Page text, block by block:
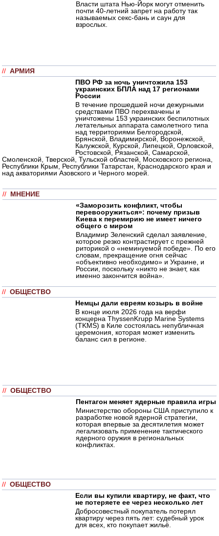
Власти штата Нью-Йорк могут отменить
почти 40-летний запрет на работу так
называемых секс-бань и саун для
взрослых.
// АРМИЯ
ПВО РФ за ночь уничтожила 153
украинских БПЛА над 17 регионами
России
В течение прошедшей ночи дежурными
средствами ПВО перехвачены и
уничтожены 153 украинских беспилотных
летательных аппарата самолетного типа
над территориями Белгородской,
Брянской, Владимирской, Воронежской,
Калужской, Курской, Липецкой, Орловской,
Ростовской, Рязанской, Самарской,
Смоленской, Тверской, Тульской областей, Московского региона,
Республики Крым, Республики Татарстан, Краснодарского края и
над акваториями Азовского и Черного морей.
// МНЕНИЕ
«Заморозить конфликт, чтобы
перевооружиться»: почему призыв
Киева к перемирию не имеет ничего
общего с миром
Владимир Зеленский сделал заявление,
которое резко контрастирует с прежней
риторикой о «неминуемой победе». По его
словам, прекращение огня сейчас
«объективно необходимо» и Украине, и
России, поскольку «никто не знает, как
именно закончится война».
// ОБЩЕСТВО
Немцы дали евреям козырь в войне
В конце июля 2026 года на верфи
концерна ThyssenKrupp Marine Systems
(TKMS) в Киле состоялась непубличная
церемония, которая может изменить
баланс сил в регионе.
// ОБЩЕСТВО
Пентагон меняет ядерные правила игры
Министерство обороны США приступило к
разработке новой ядерной стратегии,
которая впервые за десятилетия может
легализовать применение тактического
ядерного оружия в региональных
конфликтах.
// ОБЩЕСТВО
Если вы купили квартиру, не факт, что
не потеряете ее через несколько лет
Добросовестный покупатель потерял
квартиру через пять лет: судебный урок
для всех, кто покупает жильё.